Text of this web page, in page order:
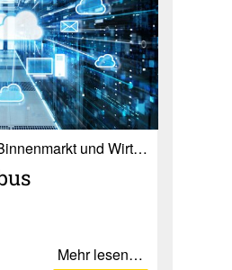
und Wirtschaft
Mehr lesen…